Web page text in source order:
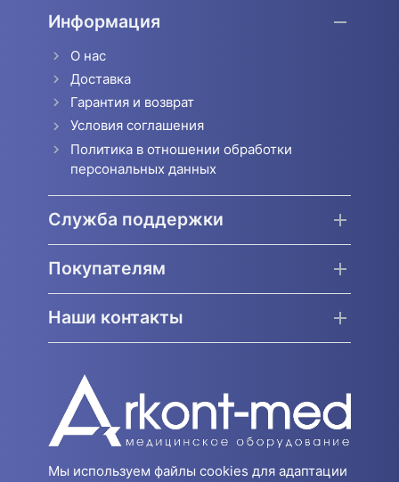
Информация
О нас
Доставка
Гарантия и возврат
Условия соглашения
Политика в отношении обработки
персональных данных
Служба поддержки
Покупателям
Наши контакты
Мы используем файлы cookies для адаптации